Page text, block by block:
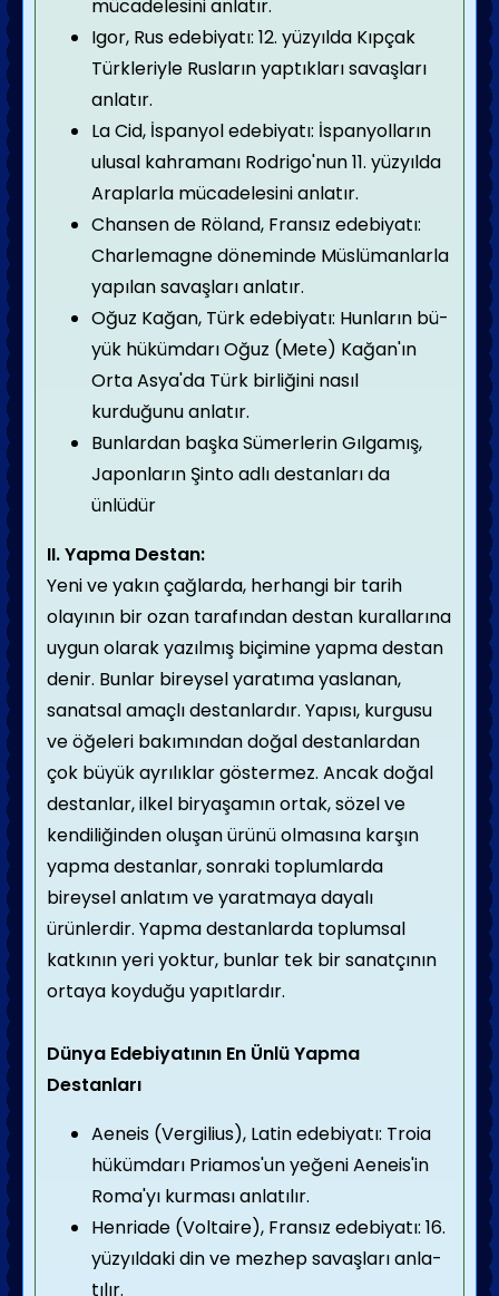
mücadelesini anlatır.
Igor, Rus edebiyatı: 12. yüzyılda Kıpçak
Türkleriyle Rusların yap­tıkları savaşları
anlatır.
La Cid, İspanyol edebiyatı: İspanyol­ların
ulusal kahramanı Rodrigo'nun 11. yüzyılda
Araplarla mücadelesini anlatır.
Chansen de Röland, Fransız edebiyatı:
Charlemag­ne döneminde Müslümanlarla
yapılan savaşları anlatır.
Oğuz Kağan, Türk edebiyatı: Hunların bü­
yük hükümdarı Oğuz (Mete) Kağan'ın
Orta Asya'da Türk birliği­ni nasıl
kurduğunu anlatır.
Bunlardan başka Sümerlerin Gılgamış,
Ja­ponların Şinto adlı destanları da
ünlüdür
II. Yapma Destan:
Yeni ve yakın çağlarda, herhangi bir tarih
olayının bir ozan tarafından destan kurallarına
uy­gun olarak yazılmış biçimine yapma destan
denir. Bunlar bireysel yaratıma yaslanan,
sanatsal amaçlı destanlardır. Yapısı, kurgusu
ve öğeleri bakımından doğal destanlardan
çok büyük ayrı­lıklar göstermez. Ancak doğal
destanlar, ilkel biryaşamın ortak, sözel ve
kendiliğinden oluşan ürü­nü olmasına karşın
yapma destanlar, sonraki top­lumlarda
bireysel anlatım ve yaratmaya dayalı
ürünlerdir. Yapma destanlarda toplumsal
katkının yeri yoktur, bunlar tek bir sanatçının
ortaya koy­duğu yapıtlardır.
Dünya Edebiyatının En Ünlü Yapma
Destanları
Aeneis (Vergilius), Latin edebiyatı: Troia
hüküm­darı Priamos'un yeğeni Aeneis'in
Roma'yı kurması anlatılır.
Henriade (Voltaire), Fransız edebiyatı: 16.
yüzyılda­ki din ve mezhep savaşları anla­
tılır.